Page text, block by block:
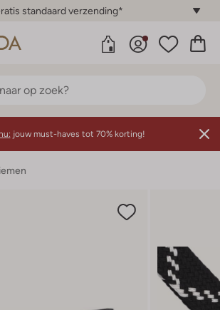
standaard verzending*
jouw must-haves tot 70% korting!